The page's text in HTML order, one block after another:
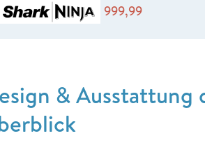
999,99
& Ausstattung